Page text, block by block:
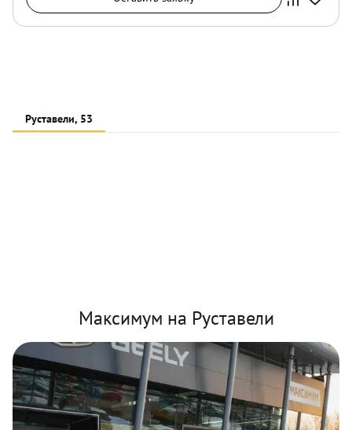
Руставели, 53
Максимум на Руставели